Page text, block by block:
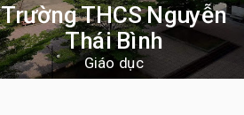
Trường THCS Nguyễn
Thái Bình
Giáo dục